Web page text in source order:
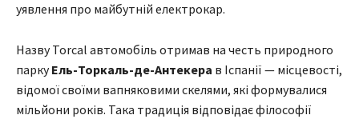
уявлення про майбутній електрокар.
Назву Torcal автомобіль отримав на честь природного
паркуЕль-Торкаль-де-Антекера в Іспанії — місцевості,
відомої своїми вапняковими скелями, які формувалися
мільйони років. Така традиція відповідає філософії